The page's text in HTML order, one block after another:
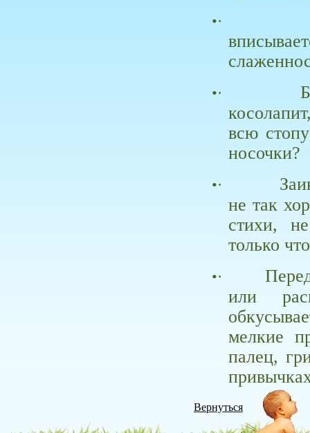
•·
•·
всю
носочки?
•·
не так
стихи,
только
•·
или
мелкие
палец,
Вернуться